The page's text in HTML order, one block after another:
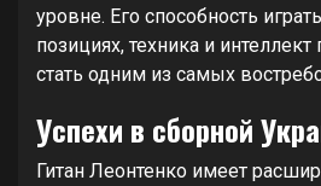
уровне. Его способность
позициях, техника и
стать одним из самых
Успехи в сборной
Гитан Леонтенко имеет